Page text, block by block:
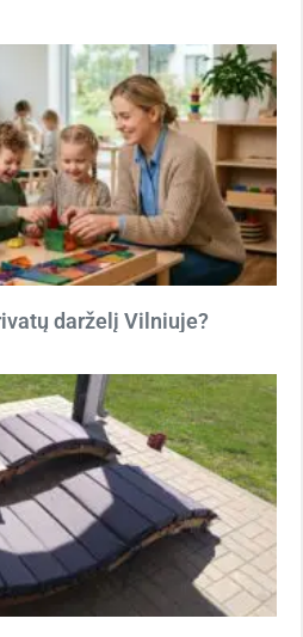
darželį Vilniuje?